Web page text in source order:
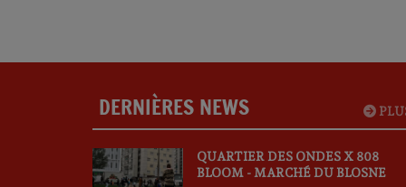
DERNIÈRES NEWS
QUARTIER DES ONDES X 808
BLOOM - MARCHÉ DU BLOSNE